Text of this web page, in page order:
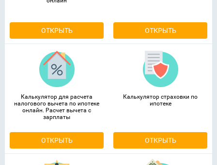
ОТКРЫТЬ ОТКРЫТЬ
Калькулятор для расчета
налогового вычета по ипотеке
онлайн. Расчет вычета с
зарплаты
ОТКРЫТЬ
Калькулятор страховки по
ипотеке
ОТКРЫТЬ